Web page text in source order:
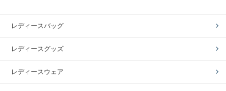
レディースバッグ
レディースグッズ
レディースウェア